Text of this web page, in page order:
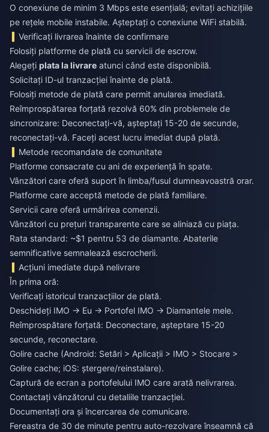
O conexiune de minim 3 Mbps este esențială; evitați achizițiile
pe rețele mobile instabile. Așteptați o conexiune WiFi stabilă.
Verificați livrarea înainte de confirmare
Folosiți platforme de plată cu servicii de escrow.
Alegeți plata la livrare atunci când este disponibilă.
Solicitați ID-ul tranzacției înainte de plată.
Folosiți metode de plată care permit anularea imediată.
Reîmprospătarea forțată rezolvă 60% din problemele de
sincronizare: Deconectați-vă, așteptați 15-20 de secunde,
reconectați-vă. Faceți acest lucru imediat după plată.
Metode recomandate de comunitate
Platforme consacrate cu ani de experiență în spate.
Vânzători care oferă suport în limba/fusul dumneavoastră orar.
Platforme care acceptă metode de plată familiare.
Servicii care oferă urmărirea comenzii.
Vânzători cu prețuri transparente care se aliniază cu piața.
Rata standard: ~$1 pentru 53 de diamante. Abaterile
semnificative semnalează escrocherii.
Acțiuni imediate după nelivrare
În prima oră:
Verificați istoricul tranzacțiilor de plată.
Deschideți IMO → Eu → Portofel IMO → Diamantele mele.
Reîmprospătare forțată: Deconectare, așteptare 15-20
secunde, reconectare.
Golire cache (Android: Setări > Aplicații > IMO > Stocare >
Golire cache; iOS: ștergere/reinstalare).
Captură de ecran a portofelului IMO care arată nelivrarea.
Contactați vânzătorul cu detaliile tranzacției.
Documentați ora și încercarea de comunicare.
Fereastra de 30 de minute pentru auto-rezolvare înseamnă că